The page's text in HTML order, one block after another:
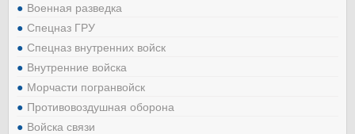
Военная разведка
Спецназ ГРУ
Спецназ внутренних войск
Внутренние войска
Морчасти погранвойск
Противовоздушная оборона
Войска связи